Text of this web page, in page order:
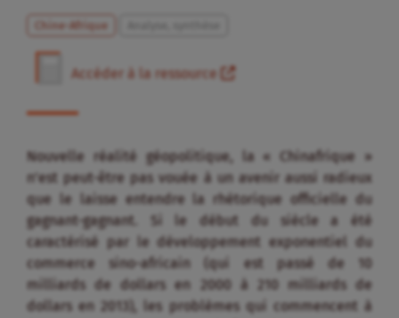
Chine-Afrique
Accéder à la ressource
Nouvelle réalité géopolitique, la « Chinafrique »
n’est peut-être pas vouée à un avenir aussi radieux
que le laisse entendre la rhétorique officielle du
gagnant-gagnant. Si le début du siècle a été
caractérisé par le développement exponentiel du
commerce sino-africain (qui est passé de 10
milliards de dollars en 2000 à 210 milliards de
dollars en 2013), les problèmes qui commencent à